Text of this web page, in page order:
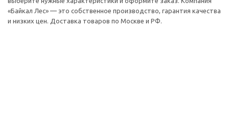
«Байкал Лес» — это собственное производство, гарантия качества
и низких цен. Доставка товаров по Москве и РФ.